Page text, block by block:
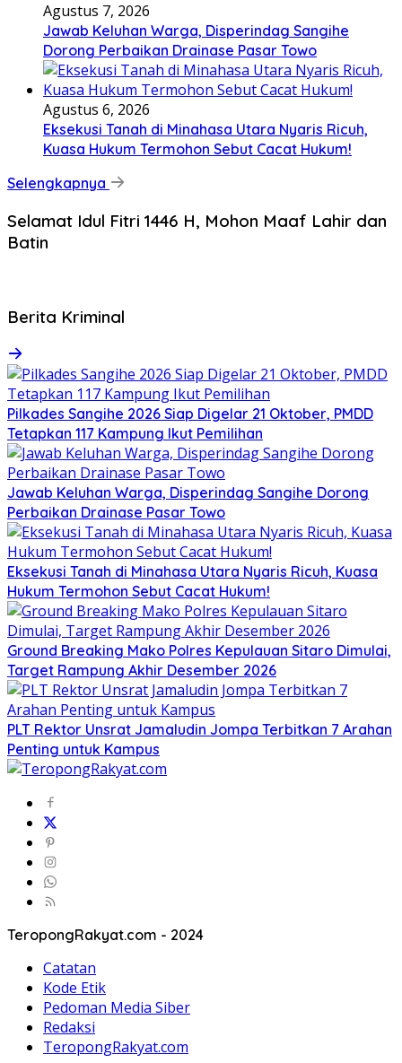
Agustus 7, 2026
Jawab Keluhan Warga, Disperindag Sangihe
Dorong Perbaikan Drainase Pasar Towo
Agustus 6, 2026
Eksekusi Tanah di Minahasa Utara Nyaris Ricuh,
Kuasa Hukum Termohon Sebut Cacat Hukum!
Selengkapnya
Selamat Idul Fitri 1446 H, Mohon Maaf Lahir dan
Batin
Berita Kriminal
Pilkades Sangihe 2026 Siap Digelar 21 Oktober, PMDD
Tetapkan 117 Kampung Ikut Pemilihan
Jawab Keluhan Warga, Disperindag Sangihe Dorong
Perbaikan Drainase Pasar Towo
Eksekusi Tanah di Minahasa Utara Nyaris Ricuh, Kuasa
Hukum Termohon Sebut Cacat Hukum!
Ground Breaking Mako Polres Kepulauan Sitaro Dimulai,
Target Rampung Akhir Desember 2026
​PLT Rektor Unsrat Jamaludin Jompa Terbitkan 7 Arahan
Penting untuk Kampus
TeropongRakyat.com - 2024
Catatan
Kode Etik
Pedoman Media Siber
Redaksi
TeropongRakyat.com